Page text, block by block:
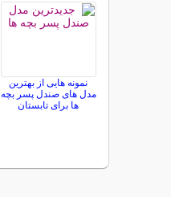
نمونه هایی از بهترین
مدل های صندل پسر بچه
ها برای تابستان